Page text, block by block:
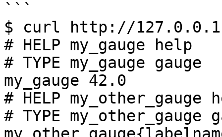
```
$ curl http://
# HELP my_gauge help
# TYPE my_gauge gauge
my_gauge 42.0
# HELP my_other_gauge
# TYPE my_other_gauge